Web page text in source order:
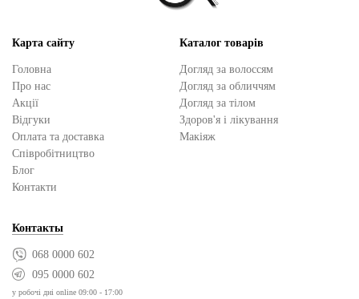
Карта сайту
Головна
Про нас
Акції
Відгуки
Оплата та доставка
Cпівробітництво
Блог
Контакти
Каталог товарів
Догляд за волоссям
Догляд за обличчям
Догляд за тілом
Здоров'я і лікування
Макіяж
Контакты
068 0000 602
095 0000 602
у робочі дні online 09:00 - 17:00